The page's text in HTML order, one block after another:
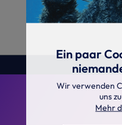
Ein paar
Wir verwenden
uns
Mehr